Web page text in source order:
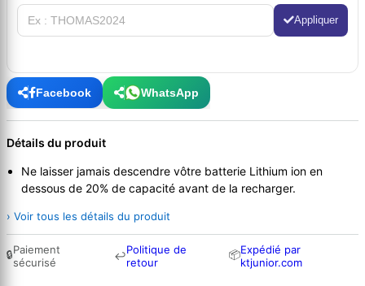
Appliquer
Facebook WhatsApp
Détails du produit
Ne laisser jamais descendre vôtre batterie Lithium ion en
dessous de 20% de capacité avant de la recharger.
› Voir tous les détails du produit
🔒Paiement
sécurisé
↩Politique de
retour
📦Expédié par
ktjunior.com